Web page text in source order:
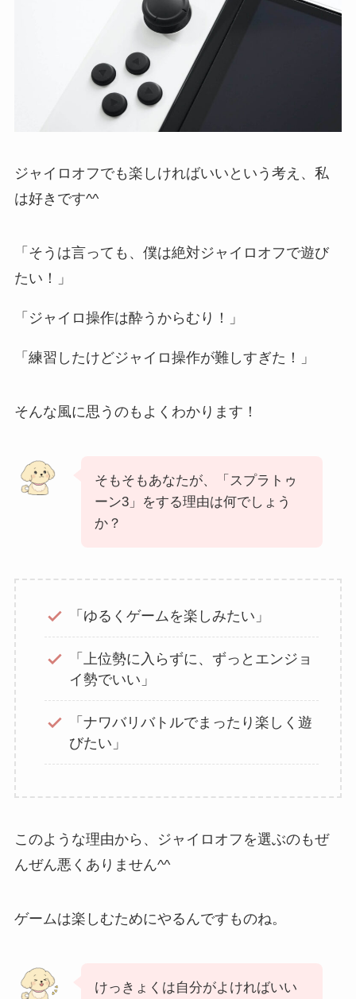
ジャイロオフでも楽しければいいという考え、私
は好きです^^
「そうは言っても、僕は絶対ジャイロオフで遊び
たい！」
「ジャイロ操作は酔うからむり！」
「練習したけどジャイロ操作が難しすぎた！」
そんな風に思うのもよくわかります！
そもそもあなたが、「スプラトゥ
ーン3」をする理由は何でしょう
か？
「ゆるくゲームを楽しみたい」
「上位勢に入らずに、ずっとエンジョ
イ勢でいい」
「ナワバリバトルでまったり楽しく遊
びたい」
このような理由から、ジャイロオフを選ぶのもぜ
んぜん悪くありません^^
ゲームは楽しむためにやるんですものね。
けっきょくは自分がよければいい